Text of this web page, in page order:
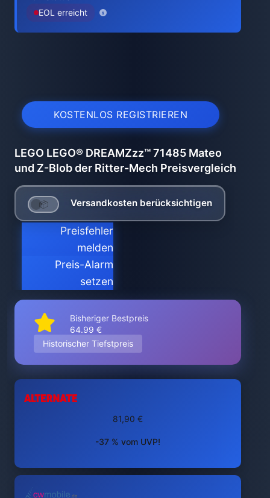
EOL erreicht
KOSTENLOS REGISTRIEREN
LEGO LEGO® DREAMZzz™ 71485 Mateo
und Z-Blob der Ritter-Mech Preisvergleich
Versandkosten berücksichtigen
Preisfehler
melden
Preis-Alarm
setzen
Bisheriger Bestpreis
64.99 €
Historischer Tiefstpreis
81,90 €
-37 % vom UVP!